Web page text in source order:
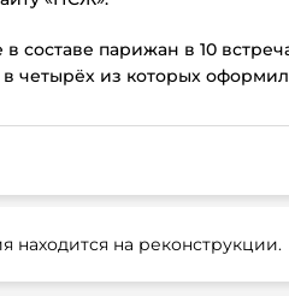
составе парижан в 10
четырёх из которых оформил
находится на реконструкции.